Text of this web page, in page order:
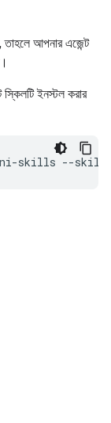
তাহলে আপনার এজেন্ট
স্কিলটি ইনস্টল করার
skills --skill